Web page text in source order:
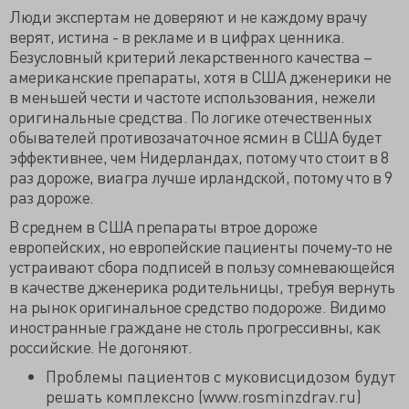
Люди экспертам не доверяют и не каждому врачу
верят, истина - в рекламе и в цифрах ценника.
Безусловный критерий лекарственного качества –
американские препараты, хотя в США дженерики не
в меньшей чести и частоте использования, нежели
оригинальные средства. По логике отечественных
обывателей противозачаточное ясмин в США будет
эффективнее, чем Нидерландах, потому что стоит в 8
раз дороже, виагра лучше ирландской, потому что в 9
раз дороже.
В среднем в США препараты втрое дороже
европейских, но европейские пациенты почему-то не
устраивают сбора подписей в пользу сомневающейся
в качестве дженерика родительницы, требуя вернуть
на рынок оригинальное средство подороже. Видимо
иностранные граждане не столь прогрессивны, как
российские. Не догоняют.
Проблемы пациентов с муковисцидозом будут
решать комплексно (www.rosminzdrav.ru)